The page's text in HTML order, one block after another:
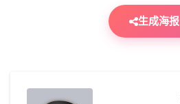
生成海报